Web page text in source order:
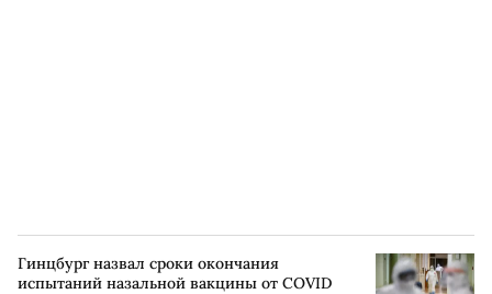
Гинцбург назвал сроки окончания
испытаний назальной вакцины от COVID